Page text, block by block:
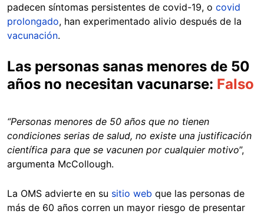
padecen síntomas persistentes de covid-19, o covid
prolongado, han experimentado alivio después de la
vacunación.
Las personas sanas menores de 50
años no necesitan vacunarse: Falso
“Personas menores de 50 años que no tienen
condiciones serias de salud, no existe una justificación
científica para que se vacunen por cualquier motivo”,
argumenta McCollough.
La OMS advierte en su sitio web que las personas de
más de 60 años corren un mayor riesgo de presentar